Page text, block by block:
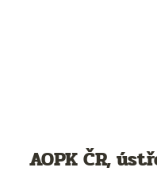
AOPK ČR,